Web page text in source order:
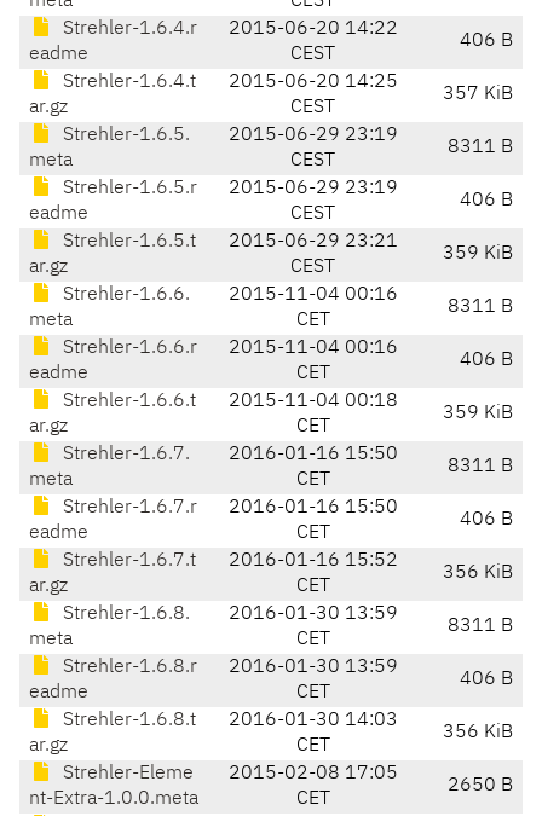
Strehler-1.6.4.r
eadme
2015-06-20 14:22
CEST
406 B
Strehler-1.6.4.t
ar.gz
2015-06-20 14:25
CEST
357 KiB
Strehler-1.6.5.
meta
2015-06-29 23:19
CEST
8311 B
Strehler-1.6.5.r
eadme
2015-06-29 23:19
CEST
406 B
Strehler-1.6.5.t
ar.gz
2015-06-29 23:21
CEST
359 KiB
Strehler-1.6.6.
meta
2015-11-04 00:16
CET
8311 B
Strehler-1.6.6.r
eadme
2015-11-04 00:16
CET
406 B
Strehler-1.6.6.t
ar.gz
2015-11-04 00:18
CET
359 KiB
Strehler-1.6.7.
meta
2016-01-16 15:50
CET
8311 B
Strehler-1.6.7.r
eadme
2016-01-16 15:50
CET
406 B
Strehler-1.6.7.t
ar.gz
2016-01-16 15:52
CET
356 KiB
Strehler-1.6.8.
meta
2016-01-30 13:59
CET
8311 B
Strehler-1.6.8.r
eadme
2016-01-30 13:59
CET
406 B
Strehler-1.6.8.t
ar.gz
2016-01-30 14:03
CET
356 KiB
Strehler-Eleme
nt-Extra-1.0.0.meta
2015-02-08 17:05
CET
2650 B